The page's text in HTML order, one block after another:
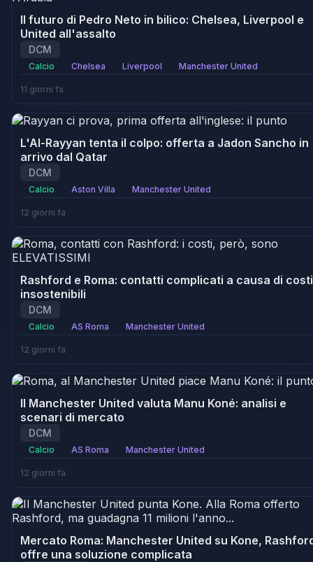
Il futuro di Pedro Neto in bilico: Chelsea, Liverpool e
United all'assalto
DCM
Calcio Chelsea Liverpool Manchester United
11 giorni fa
L'Al-Rayyan tenta il colpo: offerta a Jadon Sancho in
arrivo dal Qatar
DCM
Calcio Aston Villa Manchester United
12 giorni fa
Rashford e Roma: contatti complicati a causa di costi
insostenibili
DCM
Calcio AS Roma Manchester United
12 giorni fa
Il Manchester United valuta Manu Koné: analisi e
scenari di mercato
DCM
Calcio AS Roma Manchester United
12 giorni fa
Mercato Roma: Manchester United su Kone,
offre una soluzione complicata